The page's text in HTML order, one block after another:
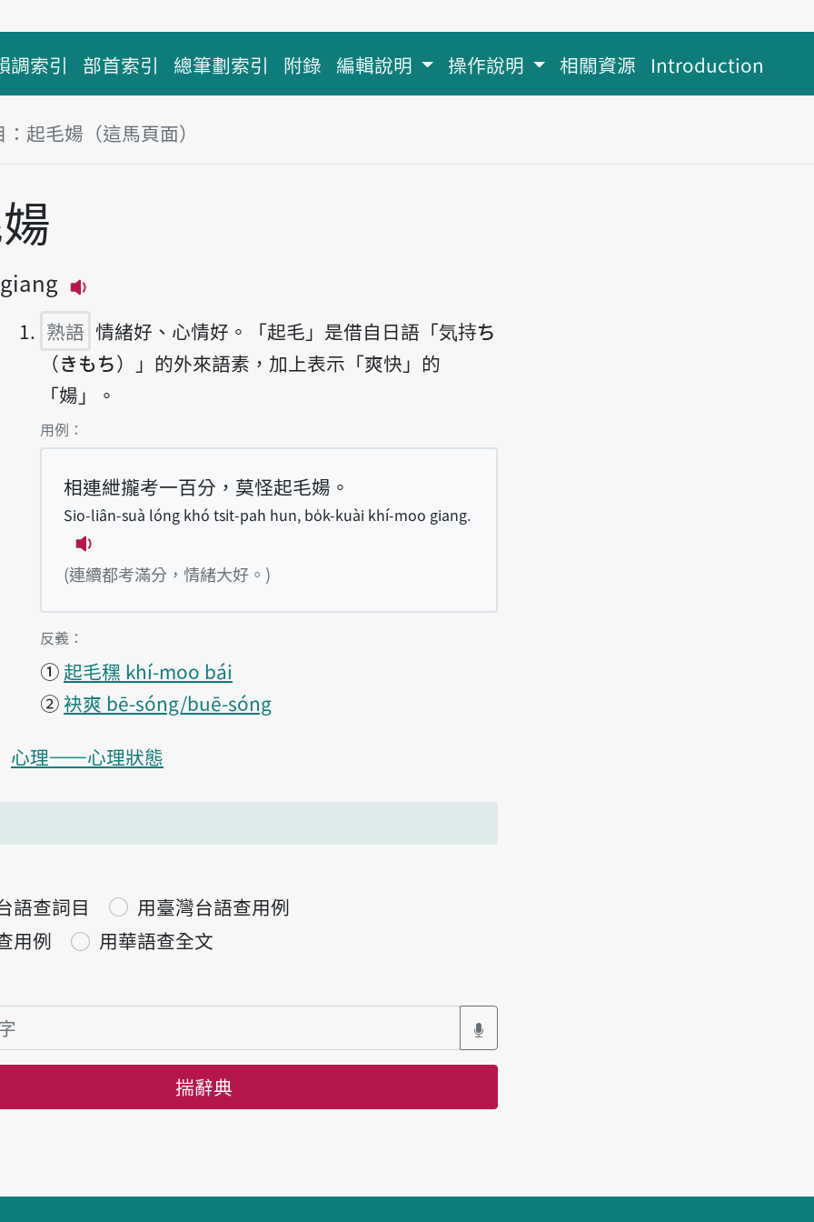
調索引 部首索引 總筆劃索引 附錄 編輯說明 操作說明 相關資源 Introduction
起毛婸（這馬頁面）
熟語 情緒好、心情好。「起毛」是借自日語「気持ち
（きもち）」的外來語素，加上表示「爽快」的
「婸」。
第1項釋義的
用例：
相連紲攏考一百分，莫怪起毛婸。
Sio-liân-suà lóng khó tsi̍t-pah hun, bo̍k-kuài khí-moo giang.
播放例句Sio-liân-suà lóng khó tsi̍t-pah hun, bo̍k-kuài khí-moo giang.
(連續都考滿分，情緒大好。)
第1項釋義的
反義：
① 起毛䆀 khí-moo bái
② 袂爽 bē-sóng/buē-sóng
心理——心理狀態
語查詞目
用臺灣台語查用例
用例
用華語查全文
揣辭典